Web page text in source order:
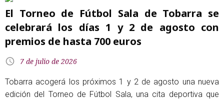
El Torneo de Fútbol Sala de Tobarra se
celebrará los días 1 y 2 de agosto con
premios de hasta 700 euros
7 de julio de 2026
Tobarra acogerá los próximos 1 y 2 de agosto una nueva
edición del Torneo de Fútbol Sala, una cita deportiva que